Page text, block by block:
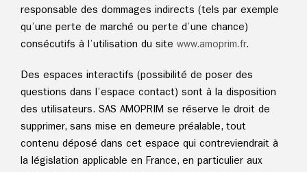
responsable des dommages indirects (tels par exemple
qu’une perte de marché ou perte d’une chance)
consécutifs à l’utilisation du site www.amoprim.fr.
Des espaces interactifs (possibilité de poser des
questions dans l’espace contact) sont à la disposition
des utilisateurs. SAS AMOPRIM se réserve le droit de
supprimer, sans mise en demeure préalable, tout
contenu déposé dans cet espace qui contreviendrait à
la législation applicable en France, en particulier aux